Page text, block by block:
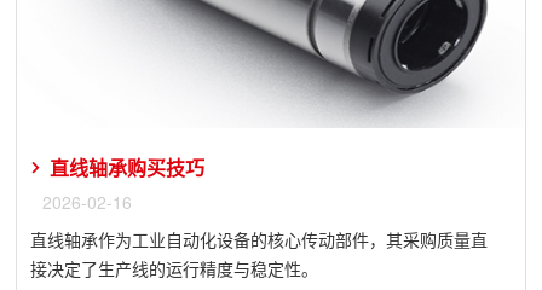
直线轴承购买技巧
2026-02-16
直线轴承作为工业自动化设备的核心传动部件，其采购质量直
接决定了生产线的运行精度与稳定性。